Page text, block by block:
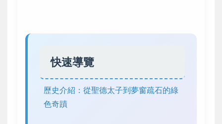
快速導覽
歷史介紹：從聖德太子到夢窗疏石的綠
色奇蹟